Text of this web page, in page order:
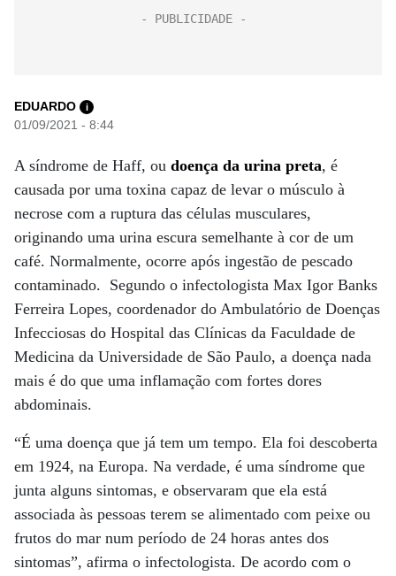
EDUARDO i
01/09/2021 - 8:44
A síndrome de Haff, ou doença da urina preta, é
causada por uma toxina capaz de levar o músculo à
necrose com a ruptura das células musculares,
originando uma urina escura semelhante à cor de um
café. Normalmente, ocorre após ingestão de pescado
contaminado. Segundo o infectologista Max Igor Banks
Ferreira Lopes, coordenador do Ambulatório de Doenças
Infecciosas do Hospital das Clínicas da Faculdade de
Medicina da Universidade de São Paulo, a doença nada
mais é do que uma inflamação com fortes dores
abdominais.
“É uma doença que já tem um tempo. Ela foi descoberta
em 1924, na Europa. Na verdade, é uma síndrome que
junta alguns sintomas, e observaram que ela está
associada às pessoas terem se alimentado com peixe ou
frutos do mar num período de 24 horas antes dos
sintomas”, afirma o infectologista. De acordo com o